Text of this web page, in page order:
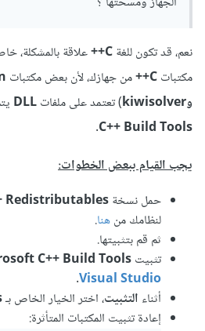
نعم، قد تكون للغةC++
علاقة بالمشكلة،
مكتباتC++ من جهازك، لأن بعض مكتبات
وkiwisolver
) تعتمد على ملفاتDLL
C++ Build Tools.
يجب القيام ببعض الخطوات:
حمل نسخةRedistributables
لنظامك منهنا.
ثم قم بتثبيتها.
تثبيتMicrosoft C++ Build Tools
Visual Studio
.
أثناء التثبيت، اختر الخيار الخاص بـ
إعادة تثبيت المكتبات المتأثرة: